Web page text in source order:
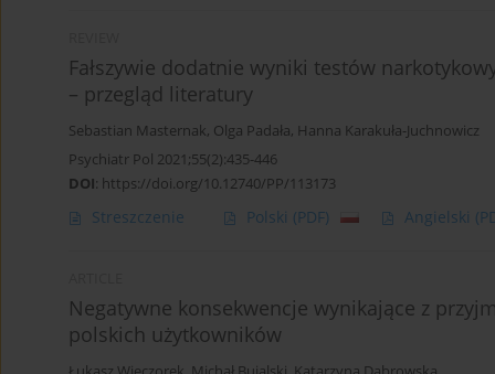
Fałszywie dodatnie wyniki testów
– przegląd literatury
Sebastian Masternak, Olga Padała, Hanna Karakuła-Juchnowicz
Psychiatr Pol 2021;55(2):435-446
DOI: https://doi.org/10.12740/PP/113173
Streszczenie Polski (PDF) Angielski
Negatywne konsekwencje wynikające z
polskich użytkowników